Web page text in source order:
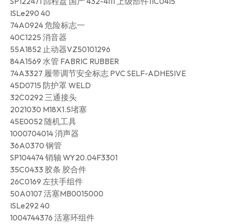
ISLe290 40
74A0924 危险标志一
40C1225 消音器
55A1852 止动器VZ50101296
84A1569 水管 FABRIC RUBBER
74A3327 履带调节安全标志 PVC SELF-ADHESIVE
45D0715 防护罩 WELD
32C0292 三通接头
2021030 M18X1.5堵塞
45E0052 随机工具
1000704014 消声器
36A0370 钢管
SP104474 销轴 WY20.04F3301
35C0433 胶条 胶合件
26C0169 左扶手组件
50A0107 活塞MB0015000
ISLe292 40
1004744376 活塞环组件